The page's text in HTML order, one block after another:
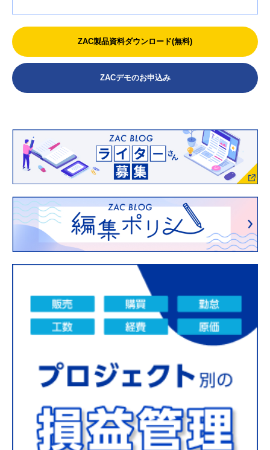
ZAC製品資料ダウンロード(無料)
ZACデモのお申込み